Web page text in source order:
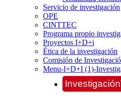
Servicio de investigación
OPE
CINTTEC
Programa propio
Proyectos I+D+i
Ética de la investigación
Comisión de
Menu-I+D+I (1)-
Investigación